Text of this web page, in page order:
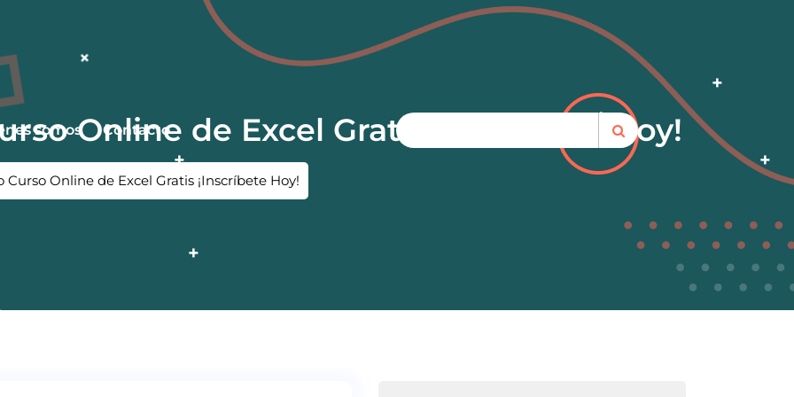
somos Contacto
Online de Excel Gratis ¡Inscríbete Hoy!
Curso Online de Excel Gratis ¡Inscríbete Hoy!